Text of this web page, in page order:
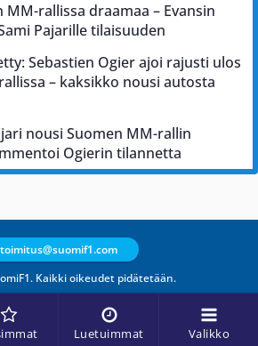
Luetuimmat Valikko
MM-rallissa draamaa – Evansin
Pajarille tilaisuuden
Sebastien Ogier ajoi rajusti ulos
– kaksikko nousi autosta
nousi Suomen MM-rallin
Ogierin tilannetta
Kaikki oikeudet pidätetään.
toimitus@suomif1.com